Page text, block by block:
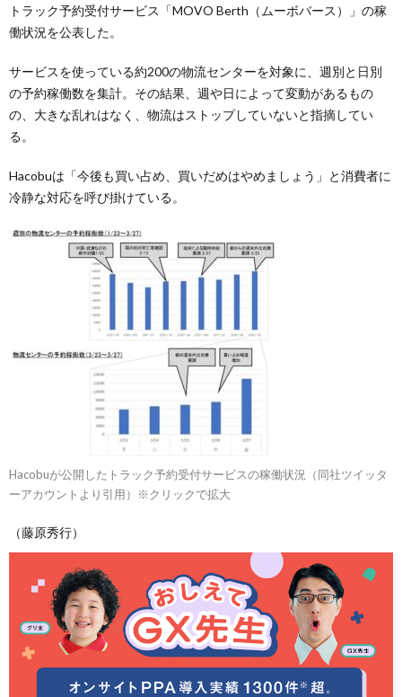
トラック予約受付サービス「MOVO Berth（ムーボバース）」の稼
働状況を公表した。
サービスを使っている約200の物流センターを対象に、週別と日別
の予約稼働数を集計。その結果、週や日によって変動があるもの
の、大きな乱れはなく、物流はストップしていないと指摘してい
る。
Hacobuは「今後も買い占め、買いだめはやめましょう」と消費者に
冷静な対応を呼び掛けている。
Hacobuが公開したトラック予約受付サービスの稼働状況（同社ツイッタ
ーアカウントより引用）※クリックで拡大
（藤原秀行）